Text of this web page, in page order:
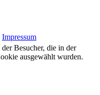
Impressum
Besucher, die in der
ausgewählt wurden.